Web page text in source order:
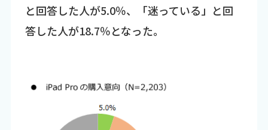
と回答した人が5.0％、「迷っている」と回
答した人が18.7％となった。